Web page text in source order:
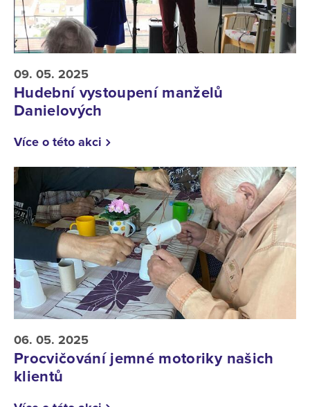
09. 05. 2025
Hudební vystoupení manželů
Danielových
Více o této akci
06. 05. 2025
Procvičování jemné motoriky našich
klientů